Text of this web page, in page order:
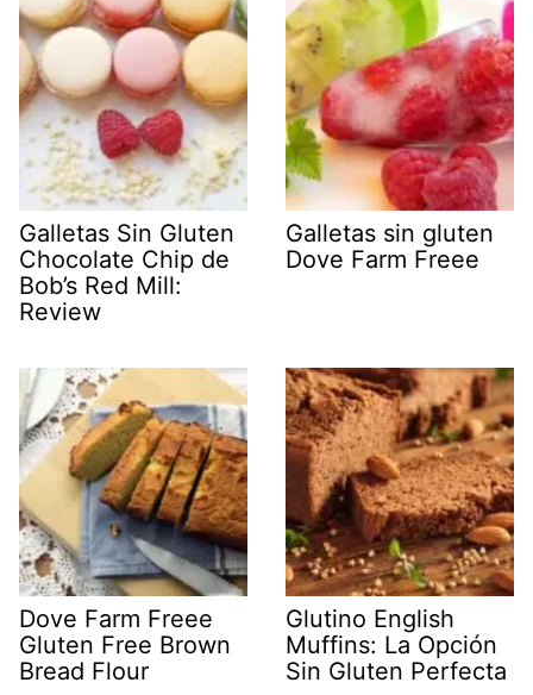
Galletas Sin Gluten
Chocolate Chip de
Bob’s Red Mill:
Review
Galletas sin gluten
Dove Farm Freee
Dove Farm Freee
Gluten Free Brown
Bread Flour
Glutino English
Muffins: La Opción
Sin Gluten Perfecta